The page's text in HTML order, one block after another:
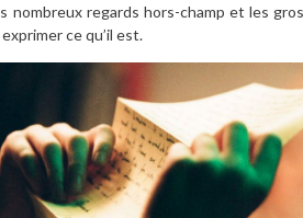
nombreux regards hors-champ et les
ce qu’il est.